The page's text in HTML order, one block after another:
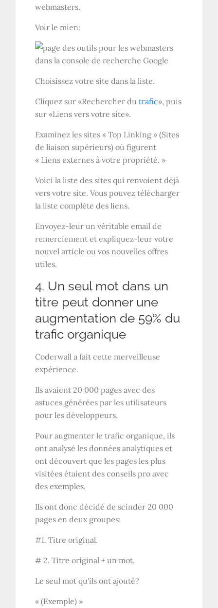
webmasters.
Voir le mien:
Choisissez votre site dans la liste.
Cliquez sur «Rechercher dutrafic», puis
sur «Liens vers votre site».
Examinez les sites « Top Linking » (Sites
de liaison supérieurs) où figurent
« Liens externes à votre propriété. »
Voici la liste des sites qui renvoient déjà
vers votre site. Vous pouvez télécharger
la liste complète des liens.
Envoyez-leur un véritable email de
remerciement et expliquez-leur votre
nouvel article ou vos nouvelles offres
utiles.
4. Un seul mot dans un
titre peut donner une
augmentation de 59% du
trafic organique
Coderwall a fait cette merveilleuse
expérience.
Ils avaient 20 000 pages avec des
astuces générées par les utilisateurs
pour les développeurs.
Pour augmenter le trafic organique, ils
ont analysé les données analytiques et
ont découvert que les pages les plus
visitées étaient des conseils pro avec
des exemples.
Ils ont donc décidé de scinder 20 000
pages en deux groupes:
#1. Titre original.
# 2. Titre original + un mot.
Le seul mot qu'ils ont ajouté?
« (Exemple) »